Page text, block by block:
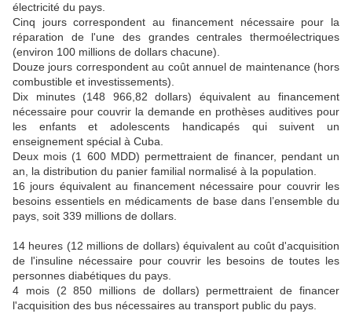
électricité du pays.
Cinq jours correspondent au financement nécessaire pour la
réparation de l'une des grandes centrales thermoélectriques
(environ 100 millions de dollars chacune).
Douze jours correspondent au coût annuel de maintenance (hors
combustible et investissements).
Dix minutes (148 966,82 dollars) équivalent au financement
nécessaire pour couvrir la demande en prothèses auditives pour
les enfants et adolescents handicapés qui suivent un
enseignement spécial à Cuba.
Deux mois (1 600 MDD) permettraient de financer, pendant un
an, la distribution du panier familial normalisé à la population.
16 jours équivalent au financement nécessaire pour couvrir les
besoins essentiels en médicaments de base dans l’ensemble du
pays, soit 339 millions de dollars.
14 heures (12 millions de dollars) équivalent au coût d'acquisition
de l'insuline nécessaire pour couvrir les besoins de toutes les
personnes diabétiques du pays.
4 mois (2 850 millions de dollars) permettraient de financer
l'acquisition des bus nécessaires au transport public du pays.